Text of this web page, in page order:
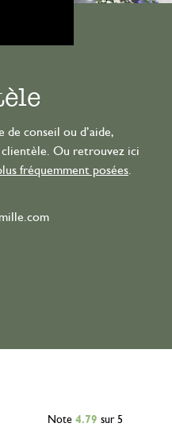
de conseil ou d’aide,
Ou retrouvez ici
fréquemment posées
Note 4.79 sur 5